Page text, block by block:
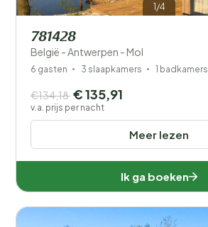
1/4
781428
België - Antwerpen - Mol
6 gasten 3 slaapkamers 1 badkamers
Meer lezen
€134,18 € 135,91
v.a. prijs per nacht
Ik ga boeken